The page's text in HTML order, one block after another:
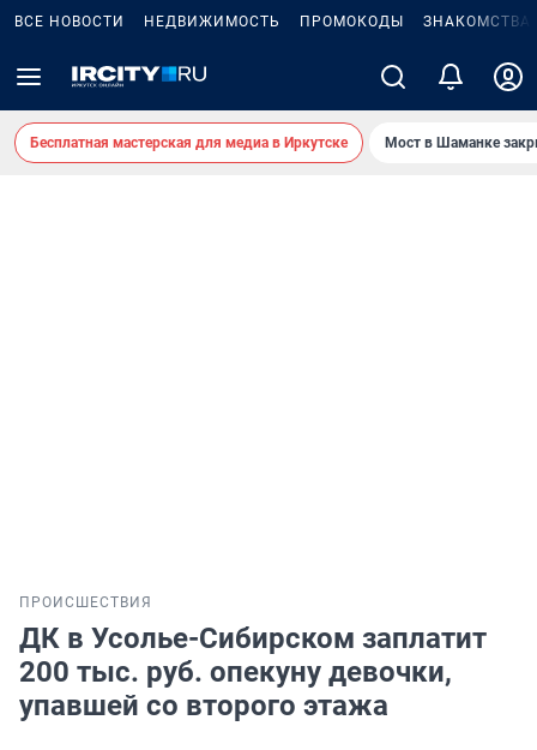
ВСЕ НОВОСТИ НЕДВИЖИМОСТЬ ПРОМОКОДЫ ЗНАКОМСТВА
Бесплатная мастерская для медиа в Иркутске Мост в Шаманке
ПРОИСШЕСТВИЯ
ДК в Усолье-Сибирском заплатит
200 тыс. руб. опекуну девочки,
упавшей со второго этажа